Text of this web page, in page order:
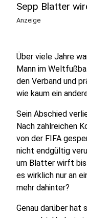
Sepp Blatter
Anzeige
Über viele Jahre
Mann im
den Verband und
wie kaum ein
Sein Abschied
Nach zahlreichen
von der FIFA
nicht endgültig
um Blatter wirft bis
es wirklich nur an
mehr dahinter?
Genau darüber hat